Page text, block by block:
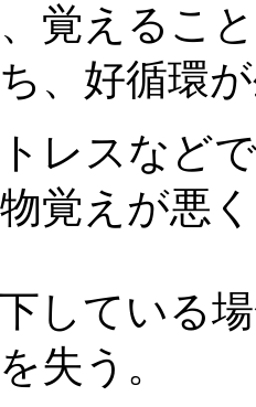
覚えるこ
、好循環
レスなど
覚えが悪
している
失う。